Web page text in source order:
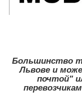
Большинство
Львове и
почтой"